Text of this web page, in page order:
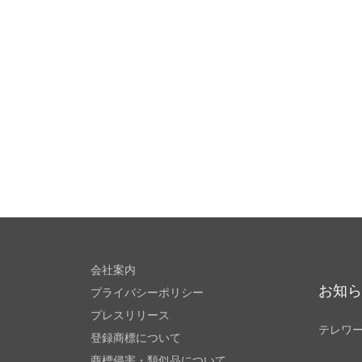
会社案内
プライバシーポリシー
プレスリリース
登録商標について
お知
テレワ